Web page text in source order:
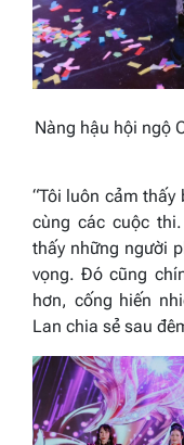
Nàng hậu hội ngộ
“Tôi luôn cảm
cùng các cuộc
thấy những người
vọng. Đó cũng
hơn, cống hiến
Lan chia sẻ sau